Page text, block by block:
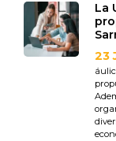
La
23